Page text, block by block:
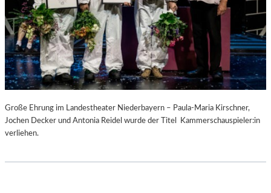
Große Ehrung im Landestheater Niederbayern – Paula-Maria Kirschner,
Jochen Decker und Antonia Reidel wurde der Titel Kammerschauspieler:in
verliehen.